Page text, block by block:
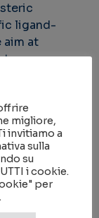
ligand-
aim at
to
migliore,
invitiamo a
sulla
su
i cookie.
per